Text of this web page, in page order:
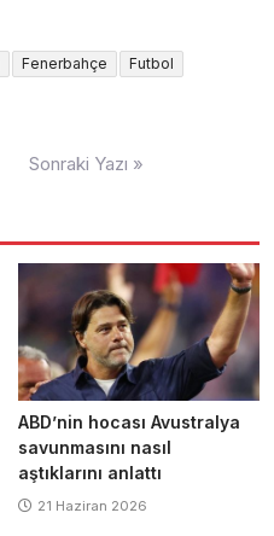
Fenerbahçe
Futbol
Sonraki Yazı »
ABD’nin hocası Avustralya
savunmasını nasıl
aştıklarını anlattı
21 Haziran 2026